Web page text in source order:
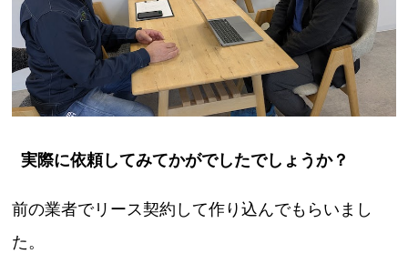
実際に依頼してみてかがでしたでしょうか？
前の業者でリース契約して作り込んでもらいまし
た。